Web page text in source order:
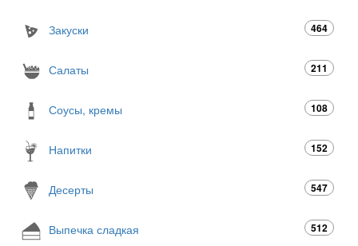
Закуски 464
Салаты 211
Соусы, кремы 108
Напитки 152
Десерты 547
Выпечка сладкая 512